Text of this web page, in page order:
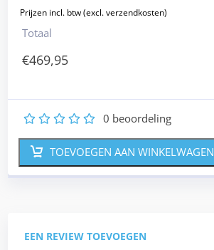
Totaal
€469,95
5
4
3
2 0 beoordeling
TOEVOEGEN AAN WINKELWAGEN
EEN REVIEW TOEVOEGEN